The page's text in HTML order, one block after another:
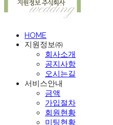
HOME
지원정보㈜
회사소개
공지사항
오시는길
서비스안내
금액
가입절차
회원현황
미팅현황